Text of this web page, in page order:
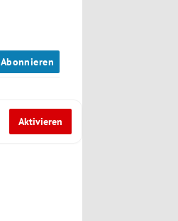
Abonnieren
Aktivieren